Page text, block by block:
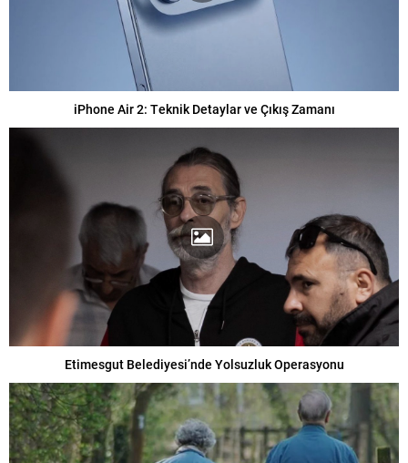
iPhone Air 2: Teknik Detaylar ve Çıkış Zamanı
Etimesgut Belediyesi’nde Yolsuzluk Operasyonu